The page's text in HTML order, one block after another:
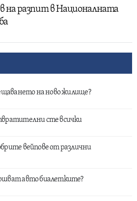
на разпит в Националната
на ново жилище?
сте всички
вейпове от различни
авто биалетките?